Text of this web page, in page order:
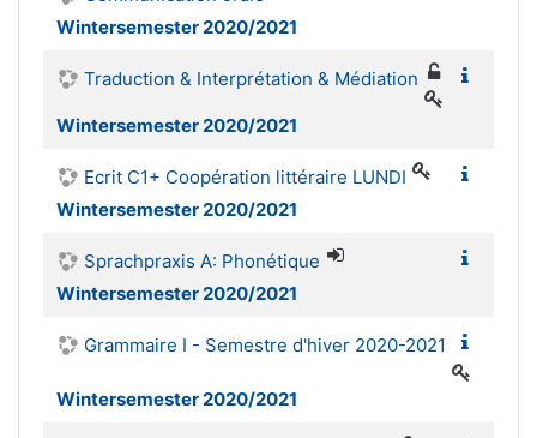
Wintersemester 2020/2021
Traduction & Interprétation & Médiation
Wintersemester 2020/2021
Ecrit C1+ Coopération littéraire LUNDI
Wintersemester 2020/2021
Sprachpraxis A: Phonétique
Wintersemester 2020/2021
Grammaire I - Semestre d'hiver 2020-2021
Wintersemester 2020/2021